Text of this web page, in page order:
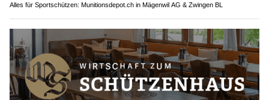
Alles für Sportschützen: Munitionsdepot.ch in Mägenwil AG & Zwingen BL